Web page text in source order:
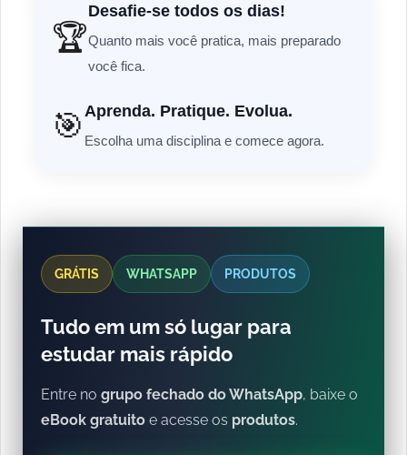
🏆
Desafie-se todos os dias!
Quanto mais você pratica, mais preparado
você fica.
🎯 Aprenda. Pratique. Evolua.
Escolha uma disciplina e comece agora.
GRÁTIS WHATSAPP PRODUTOS
Tudo em um só lugar para
estudar mais rápido
Entre no grupo fechado do WhatsApp, baixe o
eBook gratuito e acesse os produtos.